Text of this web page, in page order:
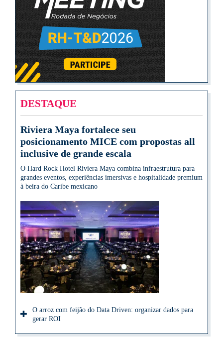
DESTAQUE
Riviera Maya fortalece seu
posicionamento MICE com propostas all
inclusive de grande escala
O Hard Rock Hotel Riviera Maya combina infraestrutura para
grandes eventos, experiências imersivas e hospitalidade premium
à beira do Caribe mexicano
O arroz com feijão do Data Driven: organizar dados para
gerar ROI